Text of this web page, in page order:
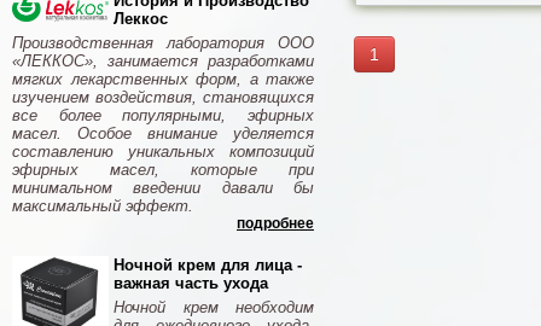
Леккос
Производственная лаборатория ООО
«ЛЕККОС», занимается разработками
мягких лекарственных форм, а также
изучением воздействия, становящихся
все более популярными, эфирных
масел. Особое внимание уделяется
составлению уникальных композиций
эфирных масел, которые при
минимальном введении давали бы
максимальный эффект.
подробнее
Ночной крем для лица -
важная часть ухода
Ночной крем необходим
1